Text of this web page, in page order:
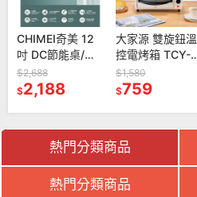
大家源 雙旋鈕溫
控電烤箱 TCY-
380801
$1,580
$759
西班牙SOlac 高
速智能溫控專業
吹風機 SD-860
$4,280
$2,980
熱門分類商品
熱門分類商品